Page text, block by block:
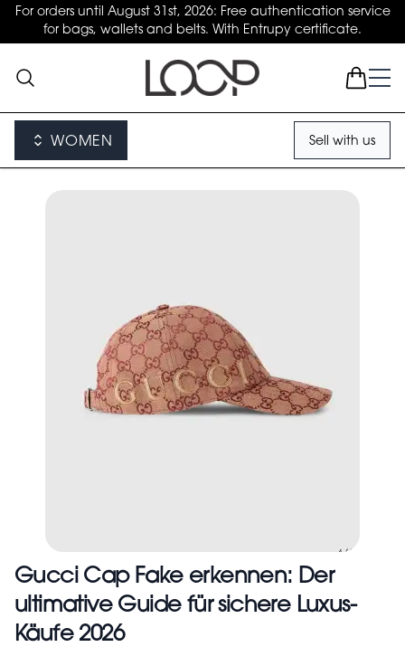
For orders until August 31st, 2026: Free authentication service
for bags, wallets and belts. With Entrupy certificate.
WOMEN Sell with us
Gucci Cap Fake erkennen: Der
ultimative Guide für sichere Luxus-
Käufe 2026